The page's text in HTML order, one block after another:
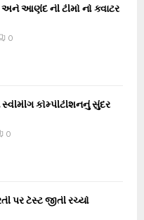
અને આણંદ ની ટીમો નો ક્વાટર
0
સ્વીમીંગ કોમ્પીટીશનનું સુંદર
0
પર ટેસ્ટ જીતી રચ્યો